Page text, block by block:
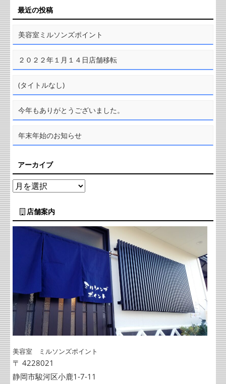
最近の投稿
美容室ミルソンズポイント
２０２２年１月１４日店舗移転
(タイトルなし)
今年もありがとうございました。
年末年始のお知らせ
アーカイブ
店舗案内
美容室 ミルソンズポイント
〒 4228021
静岡市駿河区小鹿1-7-11